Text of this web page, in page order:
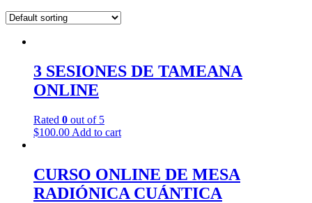
3 SESIONES DE TAMEANA
ONLINE
Rated 0 out of 5
$100.00 Add to cart
CURSO ONLINE DE MESA
RADIÓNICA CUÁNTICA